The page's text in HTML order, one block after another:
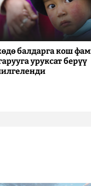
балдарга кош
уруксат берүү